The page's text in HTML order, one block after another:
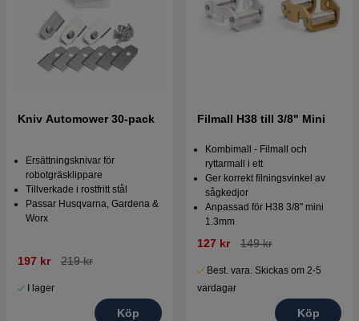
Kniv Automower 30-pack
Ersättningsknivar för
robotgräsklippare
Tillverkade i rostfritt stål
Passar Husqvarna, Gardena &
Worx
197 kr 219 kr
I lager
Köp
Filmall H38 till 3/8" Mini
Kombimall - Filmall och
ryttarmall i ett
Ger korrekt filningsvinkel av
sågkedjor
Anpassad för H38 3/8'' mini
1.3mm
127 kr 149 kr
Best. vara. Skickas om 2-5
vardagar
Köp